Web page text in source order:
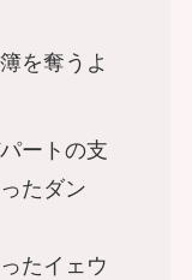
を奪うよ
ートの支
たダン
たイェウ